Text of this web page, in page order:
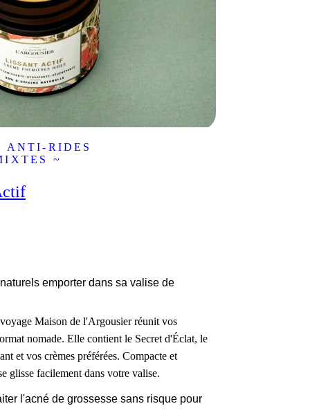
ANTI-RIDES
~
emporter dans sa valise de
Maison de l'Argousier réunit vos
nomade. Elle contient le Secret d'Éclat, le
et vos crèmes préférées. Compacte et
glisse facilement dans votre valise.
l'acné de grossesse sans risque pour